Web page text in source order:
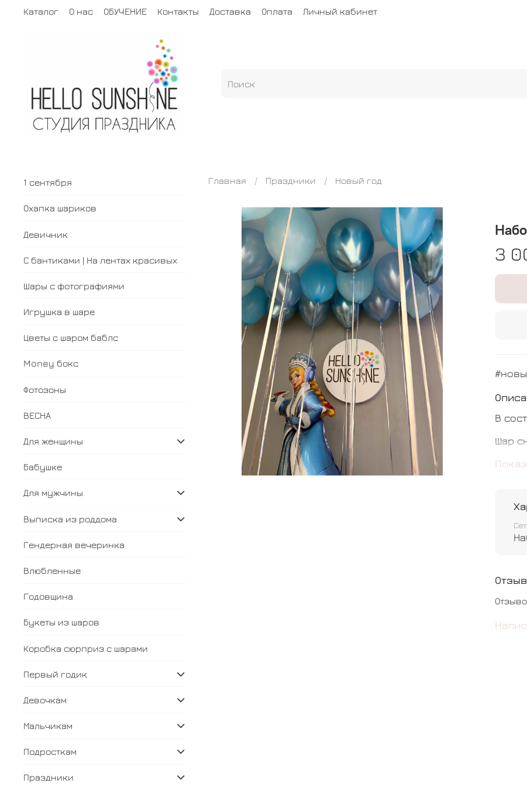
Каталог О нас ОБУЧЕНИЕ Контакты Доставка Оплата Личный кабинет
Главная Праздники Новый год
3
В
Шар
Шар
Сет
1 сентября
Охапка шариков
Девичник
С бантиками | На лентах красивых
Шары с фотографиями
Игрушка в шаре
Цветы с шаром баблс
Money бокс
Фотозоны
ВЕСНА
Для женщины
Бабушке
Для мужчины
Выписка из роддома
Гендерная вечеринка
Влюбленные
Годовщина
Букеты из шаров
Коробка сюрприз с шарами
Первый годик
Девочкам
Мальчикам
Подросткам
Праздники